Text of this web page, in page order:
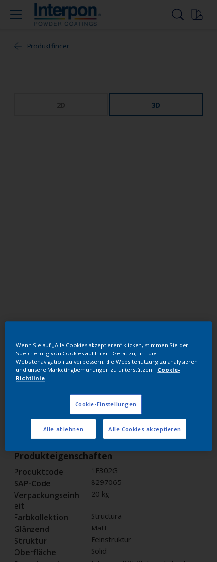
Produktfinder
2D 3D
RAL 2002
1F302G
Muster bestellen
Bestellen Sie direkt im Webshop
Produkteigenschaften
Produktcode 1F302G
SAP-Code 8297065
Verpackungseinh
eit
20 kg
Farbkollektion Structura
Glänzend Matt
Struktur Feinstruktur
Oberfläche Solid
Wenn Sie auf „Alle Cookies akzeptieren“ klicken, stimmen Sie der
Speicherung von Cookies auf Ihrem Gerät zu, um die
Websitenavigation zu verbessern, die Websitenutzung zu analysieren
und unsere Marketingbemühungen zu unterstützen.
Cookie-
Richtlinie
Cookie-Einstellungen
Alle ablehnen Alle Cookies akzeptieren